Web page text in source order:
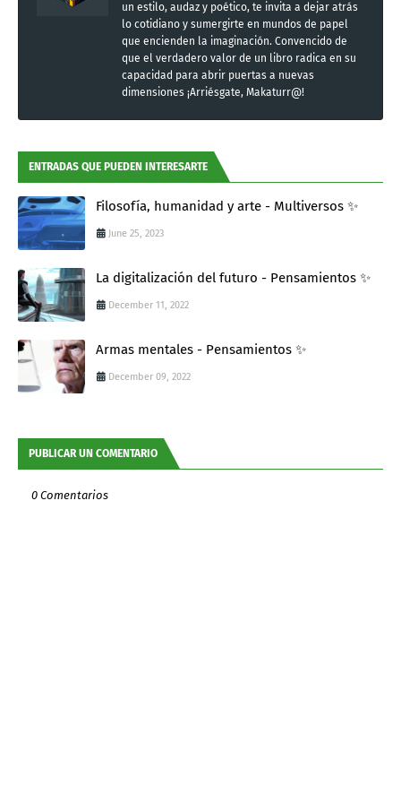
un estilo, audaz y poético, te invita a dejar atrás
lo cotidiano y sumergirte en mundos de papel
que encienden la imaginación. Convencido de
que el verdadero valor de un libro radica en su
capacidad para abrir puertas a nuevas
dimensiones ¡Arriésgate, Makaturr@!
ENTRADAS QUE PUEDEN INTERESARTE
Filosofía, humanidad y arte - Multiversos ✨
June 25, 2023
La digitalización del futuro - Pensamientos ✨
December 11, 2022
Armas mentales - Pensamientos ✨
December 09, 2022
PUBLICAR UN COMENTARIO
0 Comentarios